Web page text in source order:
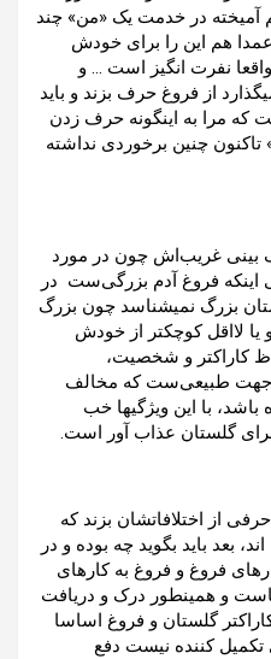
در خدمت یک «من» چند
هم این را برای خودش
نفرت انگیز است … و
از فروغ حرف بزند و باید
که مرا به اینگونه حرف زدن
تاکنون چنین برخوردی نداشته
غریب‌اش چون در مورد
فروغ آدم بزرگی‌ست در
بزرگ نمیشناسد چون بزرگ
لااقل کوچکتر از خودش
کاراکتر و شخصیت،
جهت طبیعی‌ست که مخالف
با این ویژگیها خب
گلستان عذاب آور است.
از اختلافاتشان بزند که
بعد باید بگوید چه بوده و در
فروغ و فروغ به کارهای
و همینطور درک و دریافت
گلستان و فروغ اساسا
کننده نیست دفع